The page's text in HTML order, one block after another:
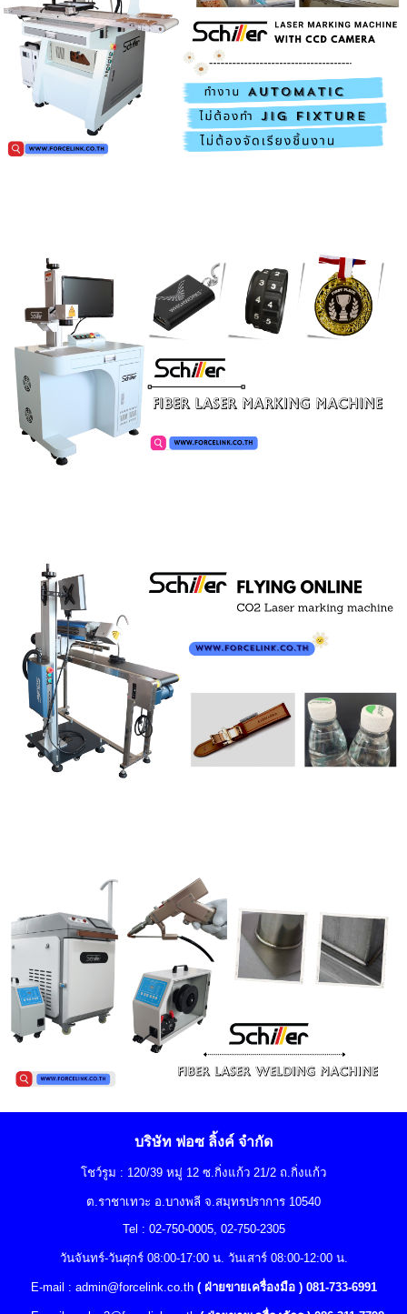
บริษัท ฟอซ ลิ้งค์ จำกัด
โชว์รูม : 120/39 หมู่ 12 ซ.กิ่งแก้ว 21/2 ถ.กิ่งแก้ว
ต.ราชาเทวะ อ.บางพลี จ.สมุทรปราการ 10540
Tel : 02-750-0005, 02-750-2305
วันจันทร์-วันศุกร์ 08:00-17:00 น. วันเสาร์ 08:00-12:00 น.
E-mail : admin@forcelink.co.th ( ฝ่ายขายเครื่องมือ ) 081-733-6991